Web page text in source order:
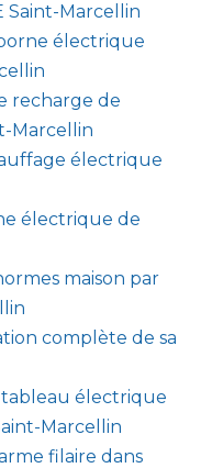
Saint-Marcellin
électrique
recharge de
Marcellin
électrique
électrique de
maison par
complète de sa
tableau électrique
Marcellin
filaire dans